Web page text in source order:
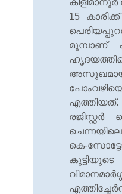
15
മുമ്പാണ്
എത്തിയത്.
കെ-